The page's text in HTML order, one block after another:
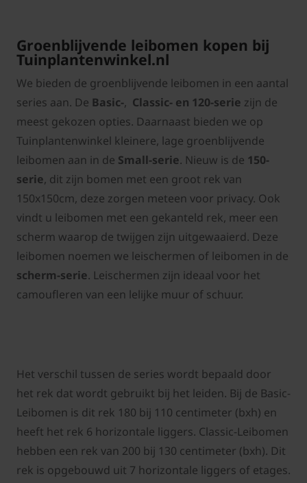
Groenblijvende leibomen kopen bij
Tuinplantenwinkel.nl
We bieden de groenblijvende leibomen in een aantal
series aan. De Basic-, Classic- en 120-serie zijn de
meest gekozen opties. Daarnaast bieden we op
Tuinplantenwinkel kleinere, lage groenblijvende
leibomen aan in de Small-serie. Nieuw is de 150-
serie, dit zijn bomen met een groot rek van
150x150cm, deze zorgen meteen voor privacy. Ook
vindt u leibomen met een gekanteld rek, meer een
scherm waarop de twijgen zijn uitgewaaierd. Deze
leibomen noemen we leischermen of leibomen in de
scherm-serie. Leischermen zijn ideaal voor het
camoufleren van een lelijke muur of schuur.
Het verschil tussen de series wordt bepaald door
het rek dat wordt gebruikt bij het leiden. Bij de Basic-
Leibomen is dit rek 180 bij 110 centimeter (bxh) en
heeft het rek 6 horizontale liggers. Classic-Leibomen
hebben een rek van 200 bij 130 centimeter (bxh). Dit
rek is opgebouwd uit 7 horizontale liggers of etages.